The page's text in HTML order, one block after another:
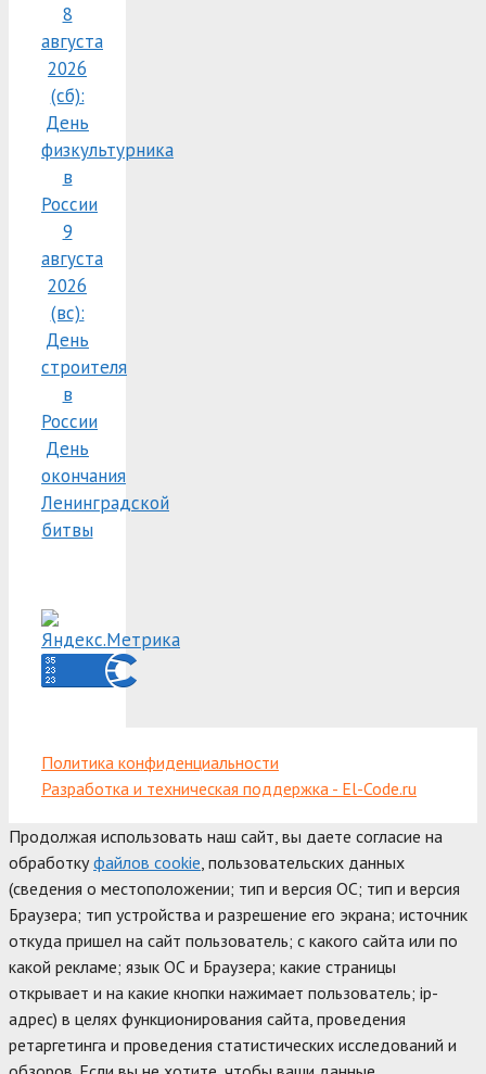
8
августа
2026
(сб):
День
физкультурника
в
России
9
августа
2026
(вс):
День
строителя
в
России
День
окончания
Ленинградской
битвы
Политика конфиденциальности
Разработка и техническая поддержка - El-Code.ru
Продолжая использовать наш сайт, вы даете согласие на
обработкуфайлов cookie , пользовательских данных
(сведения о местоположении; тип и версия ОС; тип и версия
Браузера; тип устройства и разрешение его экрана; источник
откуда пришел на сайт пользователь; с какого сайта или по
какой рекламе; язык ОС и Браузера; какие страницы
открывает и на какие кнопки нажимает пользователь; ip-
адрес) в целях функционирования сайта, проведения
ретаргетинга и проведения статистических исследований и